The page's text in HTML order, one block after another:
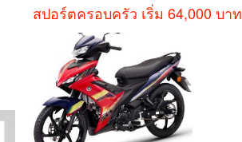
สปอร์ตครอบครัว เริ่ม 64,000 บาท